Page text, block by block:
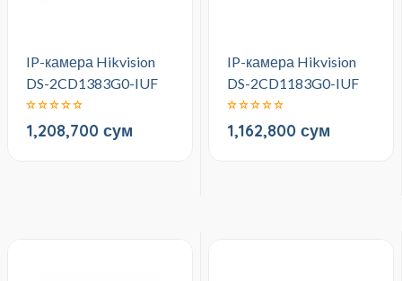
IP-камера Hikvision
DS-2CD1383G0-IUF
1,208,700 сум
IP-камера Hikvision
DS-2CD1183G0-IUF
1,162,800 сум